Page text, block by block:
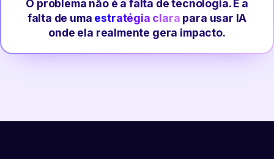
O problema não é a falta de tecnologia. É a
falta de uma estratégia clara para usar IA
onde ela realmente gera impacto.